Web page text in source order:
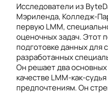
Исследователи из
Мэриленда, Колледж-
первую LMM,
оценочных задач. Этот
подготовке данных для
разработанных
Он решает два
качестве LMM-как-
предпочтениям. Он